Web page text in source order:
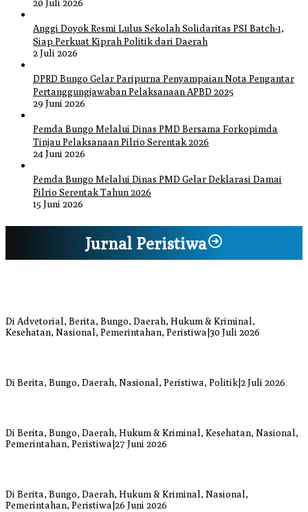
20 Juli 2026
Anggi Doyok Resmi Lulus Sekolah Solidaritas PSI Batch-1,
Siap Perkuat Kiprah Politik dari Daerah
2 Juli 2026
DPRD Bungo Gelar Paripurna Penyampaian Nota Pengantar
Pertanggungjawaban Pelaksanaan APBD 2025
29 Juni 2026
Pemda Bungo Melalui Dinas PMD Bersama Forkopimda
Tinjau Pelaksanaan Pilrio Serentak 2026
24 Juni 2026
Pemda Bungo Melalui Dinas PMD Gelar Deklarasi Damai
Pilrio Serentak Tahun 2026
15 Juni 2026
Jurnal Peristiwa
Di Advetorial, Berita, Bungo, Daerah, Hukum & Kriminal,
Kesehatan, Nasional, Pemerintahan, Peristiwa 30 Juli 2026
Di Berita, Bungo, Daerah, Nasional, Peristiwa, Politik|2 Juli 2026
Di Berita, Bungo, Daerah, Hukum & Kriminal, Kesehatan, Nasional,
Pemerintahan, Peristiwa 27 Juni 2026
Di Berita, Bungo, Daerah, Hukum & Kriminal, Nasional,
Pemerintahan, Peristiwa 26 Juni 2026